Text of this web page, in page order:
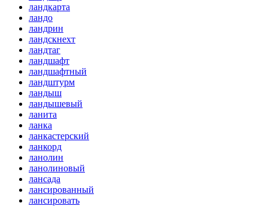
ландкарта
ландо
ландрин
ландскнехт
ландтаг
ландшафт
ландшафтный
ландштурм
ландыш
ландышевый
ланита
ланка
ланкастерский
ланкорд
ланолин
ланолиновый
лансада
лансированный
лансировать